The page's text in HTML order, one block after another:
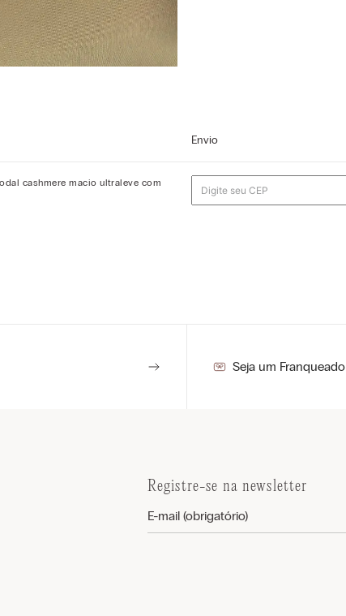
cashmere macio ultraleve com
Envio
Seja um Franqueado
Registre-se na newsletter